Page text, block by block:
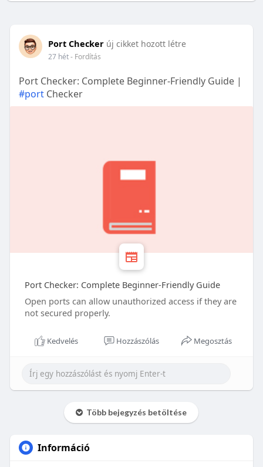
Port Checker új cikket hozott létre
27 hét- Fordítás
Port Checker: Complete Beginner-Friendly Guide |
#portChecker
Port Checker: Complete Beginner-Friendly Guide
Open ports can allow unauthorized access if they are
not secured properly.
Kedvelés Hozzászólás Megosztás
Több bejegyzés betöltése
Információ